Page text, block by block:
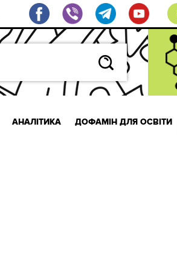
АНАЛІТИКА ДОФАМІН ДЛЯ ОСВІТИ